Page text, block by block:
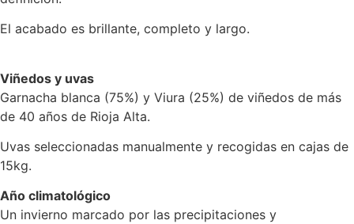
El acabado es brillante, completo y largo.
Viñedos y uvas
Garnacha blanca (75%) y Viura (25%) de viñedos de más
de 40 años de Rioja Alta.
Uvas seleccionadas manualmente y recogidas en cajas de
15kg.
Año climatológico
Un invierno marcado por las precipitaciones y